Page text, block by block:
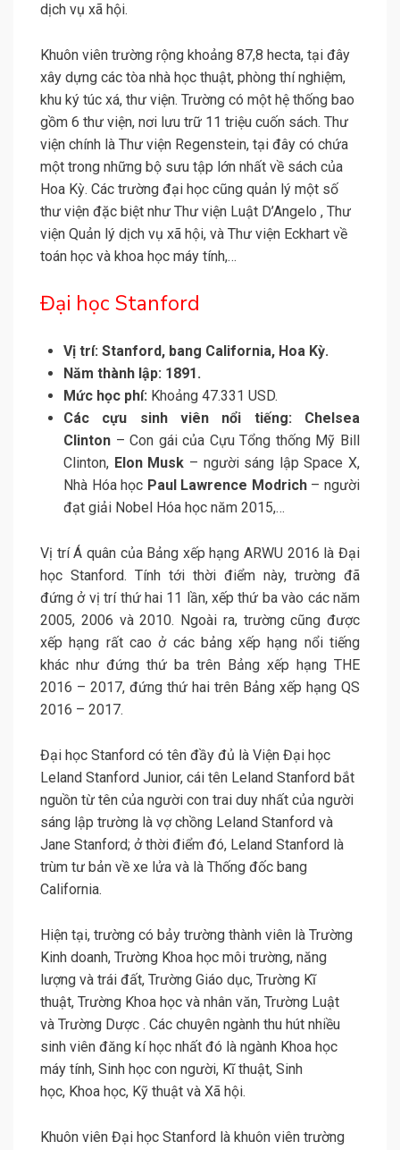
dịch vụ xã hội.
Khuôn viên trường rộng khoảng 87,8 hecta, tại đây
xây dựng các tòa nhà học thuật, phòng thí nghiệm,
khu ký túc xá, thư viện. Trường có một hệ thống bao
gồm 6 thư viện, nơi lưu trữ 11 triệu cuốn sách. Thư
viện chính là Thư viện Regenstein, tại đây có chứa
một trong những bộ sưu tập lớn nhất về sách của
Hoa Kỳ. Các trường đại học cũng quản lý một số
thư viện đặc biệt như Thư viện Luật D’Angelo , Thư
viện Quản lý dịch vụ xã hội, và Thư viện Eckhart về
toán học và khoa học máy tính,…
Đại học Stanford
Vị trí: Stanford, bang California, Hoa Kỳ.
Năm thành lập: 1891.
Mức học phí: Khoảng 47.331 USD.
Các cựu sinh viên nổi tiếng:
Chelsea
Clinton – Con gái của Cựu Tổng thống Mỹ Bill
Clinton, Elon Musk – người sáng lập Space X,
Nhà Hóa học Paul Lawrence Modrich– người
đạt giải Nobel Hóa học năm 2015,…
Vị trí Á quân của Bảng xếp hạng ARWU 2016 là Đại
học Stanford. Tính tới thời điểm này, trường đã
đứng ở vị trí thứ hai 11 lần, xếp thứ ba vào các năm
2005, 2006 và 2010. Ngoài ra, trường cũng được
xếp hạng rất cao ở các bảng xếp hạng nổi tiếng
khác như đứng thứ ba trên Bảng xếp hạng THE
2016 – 2017, đứng thứ hai trên Bảng xếp hạng QS
2016 – 2017.
Đại học Stanford có tên đầy đủ là Viện Đại học
Leland Stanford Junior, cái tên Leland Stanford bắt
nguồn từ tên của người con trai duy nhất của người
sáng lập trường là vợ chồng Leland Stanford và
Jane Stanford; ở thời điểm đó, Leland Stanford là
trùm tư bản về xe lửa và là Thống đốc bang
California.
Hiện tại, trường có bảy trường thành viên là Trường
Kinh doanh, Trường Khoa học môi trường, năng
lượng và trái đất, Trường Giáo dục, Trường Kĩ
thuật, Trường Khoa học và nhân văn, Trường Luật
và Trường Dược . Các chuyên ngành thu hút nhiều
sinh viên đăng kí học nhất đó là ngành Khoa học
máy tính, Sinh học con người, Kĩ thuật, Sinh
học, Khoa học, Kỹ thuật và Xã hội.
Khuôn viên Đại học Stanford là khuôn viên trường